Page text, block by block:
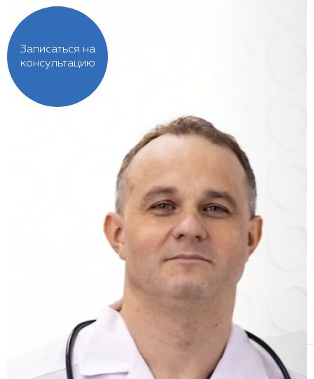
Записаться на
консультацию